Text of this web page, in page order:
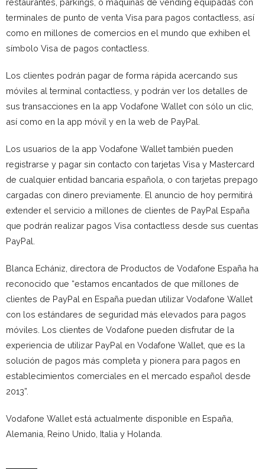
restaurantes, parkings, o máquinas de vending equipadas con
terminales de punto de venta Visa para pagos contactless, así
como en millones de comercios en el mundo que exhiben el
símbolo Visa de pagos contactless.
Los clientes podrán pagar de forma rápida acercando sus
móviles al terminal contactless, y podrán ver los detalles de
sus transacciones en la app Vodafone Wallet con sólo un clic,
así como en la app móvil y en la web de PayPal.
Los usuarios de la app Vodafone Wallet también pueden
registrarse y pagar sin contacto con tarjetas Visa y Mastercard
de cualquier entidad bancaria española, o con tarjetas prepago
cargadas con dinero previamente. El anuncio de hoy permitirá
extender el servicio a millones de clientes de PayPal España
que podrán realizar pagos Visa contactless desde sus cuentas
PayPal.
Blanca Echániz, directora de Productos de Vodafone España ha
reconocido que “estamos encantados de que millones de
clientes de PayPal en España puedan utilizar Vodafone Wallet
con los estándares de seguridad más elevados para pagos
móviles. Los clientes de Vodafone pueden disfrutar de la
experiencia de utilizar PayPal en Vodafone Wallet, que es la
solución de pagos más completa y pionera para pagos en
establecimientos comerciales en el mercado español desde
2013”.
Vodafone Wallet está actualmente disponible en España,
Alemania, Reino Unido, Italia y Holanda.